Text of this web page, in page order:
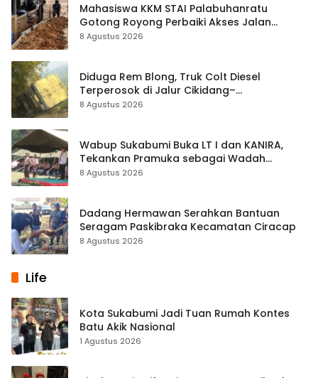
Mahasiswa KKM STAI Palabuhanratu
Gotong Royong Perbaiki Akses Jalan
Majelis Ta’lim di Sagaranten
8 Agustus 2026
Diduga Rem Blong, Truk Colt Diesel
Terperosok di Jalur Cikidang–
Palabuhanratu
8 Agustus 2026
Wabup Sukabumi Buka LT I dan KANIRA,
Tekankan Pramuka sebagai Wadah
Pembentukan Karakter
8 Agustus 2026
Dadang Hermawan Serahkan Bantuan
Seragam Paskibraka Kecamatan Ciracap
8 Agustus 2026
Life
Kota Sukabumi Jadi Tuan Rumah Kontes
Batu Akik Nasional
1 Agustus 2026